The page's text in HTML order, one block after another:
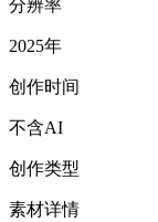
分辨率
2025年
创作时间
不含AI
创作类型
素材详情